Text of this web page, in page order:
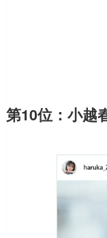
第10位：小越